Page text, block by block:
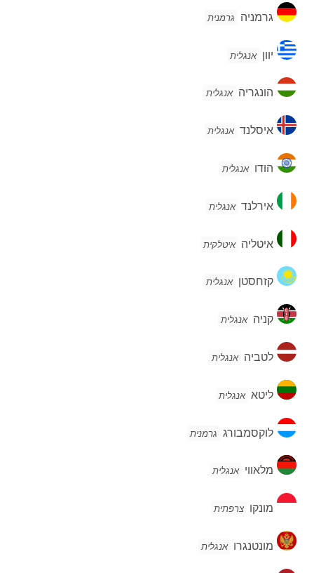
גרמניה
גרמניה גרמנית
יווןיוון אנגלית
הונגריה אנגלית
איסלנד
איסלנד אנגלית
הודו אנגלית
אירלנד
אירלנד אנגלית
איטליה
איטליה איטלקית
קזחסטן
קזחסטן אנגלית
קניה
קניה אנגלית
לטביה
לטביה אנגלית
ליטא
ליטא אנגלית
לוקסמבורג
לוקסמבורג גרמנית
מלאווי
מלאווי אנגלית
מונקו
מונקו צרפתית
מונטנגרו
מונטנגרו אנגלית